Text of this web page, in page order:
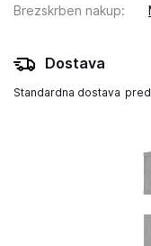
Brezskrben nakup:
Dostava
Standardna dostava